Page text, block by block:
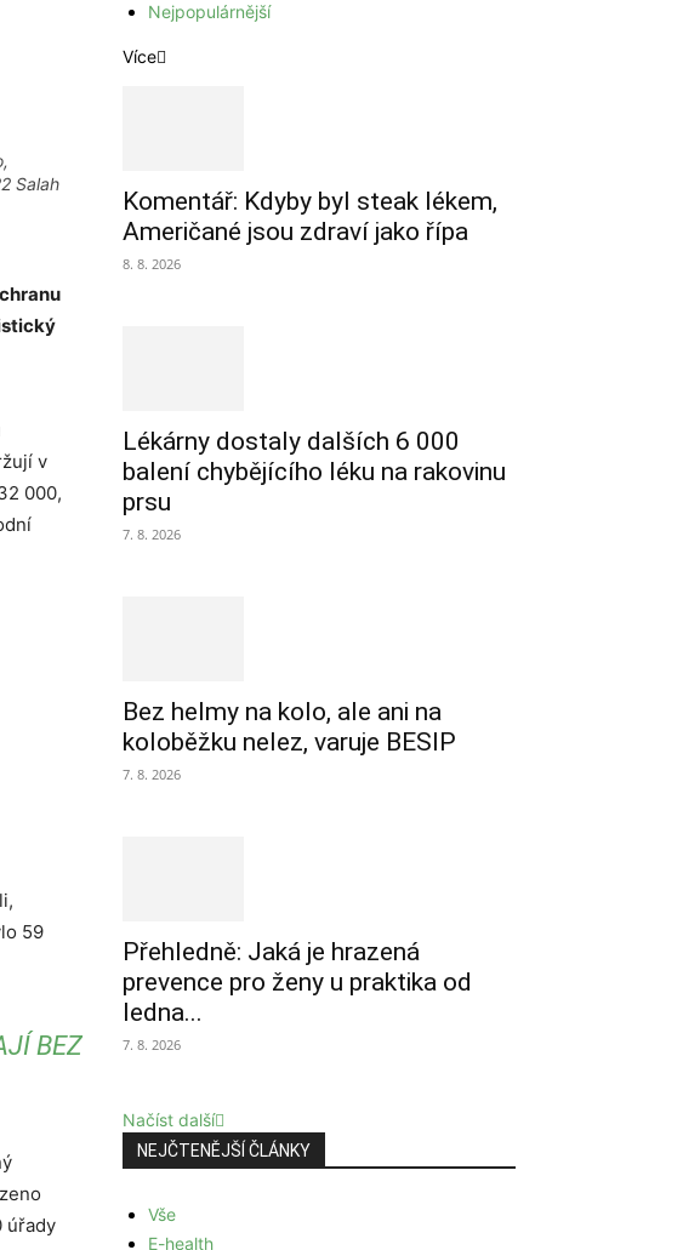
Salah
v
000,
59
BEZ
úřady
Nejpopulárnější
Více
Komentář: Kdyby byl steak lékem,
Američané jsou zdraví jako řípa
8. 8. 2026
Lékárny dostaly dalších 6 000
balení chybějícího léku na rakovinu
prsu
7. 8. 2026
Bez helmy na kolo, ale ani na
koloběžku nelez, varuje BESIP
7. 8. 2026
Přehledně: Jaká je hrazená
prevence pro ženy u praktika od
ledna...
7. 8. 2026
Načíst další
NEJČTENĚJŠÍ ČLÁNKY
Vše
E-health